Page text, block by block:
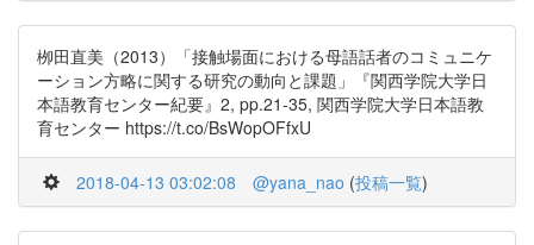
栁田直美（2013）「接触場面における母語話者のコミュニケ
ーション方略に関する研究の動向と課題」『関西学院大学日
本語教育センター紀要』2, pp.21-35, 関西学院大学日本語教
育センター https://t.co/BsWopOFfxU
2018-04-13 03:02:08 @yana_nao (投稿一覧)